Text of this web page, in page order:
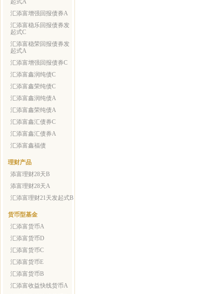
起式A
汇添富增强回报债券A
汇添富稳乐回报债券发
起式C
汇添富稳荣回报债券发
起式A
汇添富增强回报债券C
汇添富鑫润纯债C
汇添富鑫荣纯债C
汇添富鑫润纯债A
汇添富鑫荣纯债A
汇添富鑫汇债券C
汇添富鑫汇债券A
汇添富鑫福债
理财产品
添富理财28天B
添富理财28天A
汇添富理财21天发起式B
货币型基金
汇添富货币A
汇添富货币D
汇添富货币C
汇添富货币E
汇添富货币B
汇添富收益快线货币A